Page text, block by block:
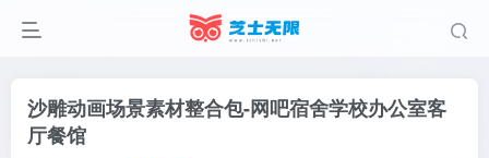
沙雕动画场景素材整合包-网吧宿舍学校办公室客
厅餐馆